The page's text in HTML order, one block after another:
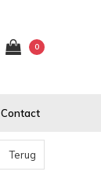
0
Contact
Terug